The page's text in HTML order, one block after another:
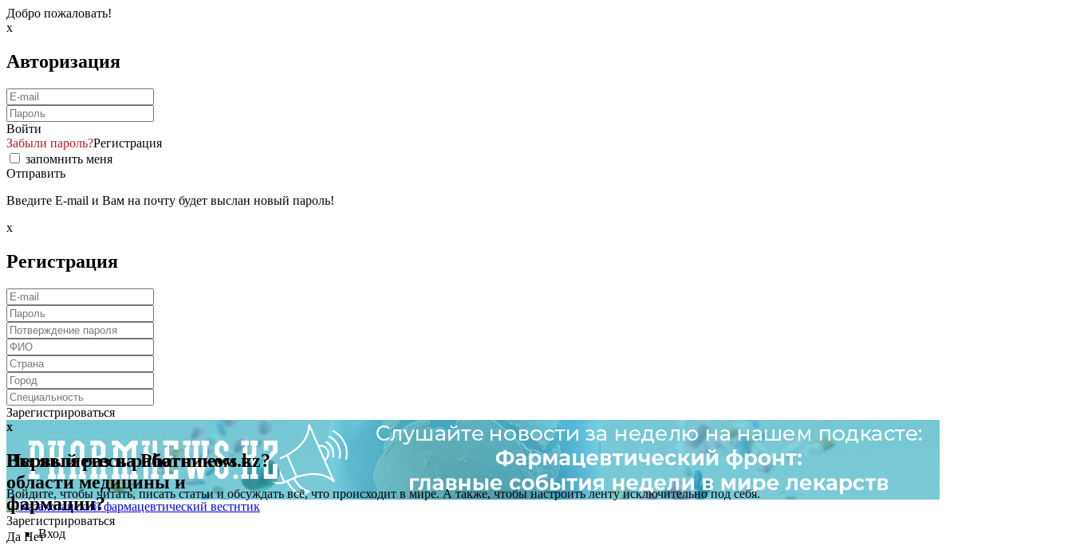
Добро пожаловать!
x
Авторизация
Войти
Забыли пароль?Регистрация
запомнить меня
Отправить
Введите E-mail и Вам на почту будет выслан новый пароль!
x
Регистрация
Зарегистрироваться
x
Первый раз на Pharmnews.kz?
Войдите, чтобы читать, писать статьи и обсуждать всё, что происходит в мире. А также, чтобы настроить ленту исключительно под себя.
Зарегистрироваться
x
Вы являетесь работником в
области медицины и
фармации?
Да НетВход